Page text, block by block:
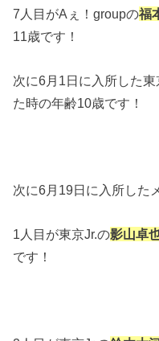
7人目がAぇ！groupの福
11歳です！
次に6月1日に入所した東
た時の年齢10歳です！
次に6月19日に入所した
1人目が東京Jr.の影山卓
です！